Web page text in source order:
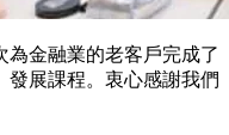
為金融業的老客戶完成了
發展課程。衷心感謝我們